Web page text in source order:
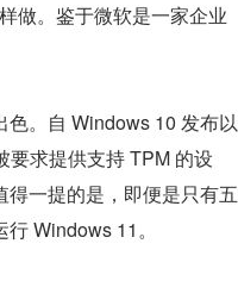
做。鉴于微软是一家企业
。自 Windows 10 发布以
要求提供支持 TPM 的设
一提的是，即便是只有五
Windows 11。